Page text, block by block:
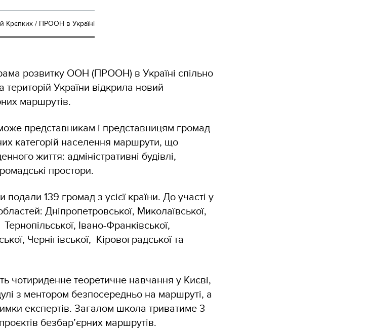
Крєпких / ПРООН в Україні
розвитку ООН (ПРООН) в Україні спільно
України відкрила новий
маршрутів.
представникам і представницям громад
категорій населення маршрути, що
життя: адміністративні будівлі,
простори.
139 громад з усієї країни. До участі у
Дніпропетровської, Миколаївської,
Івано-Франківської,
Чернігівської, Кіровоградської та
чотириденне теоретичне навчання у Києві,
з ментором безпосередньо на маршруті, а
експертів. Загалом школа триватиме 3
безбар’єрних маршрутів.